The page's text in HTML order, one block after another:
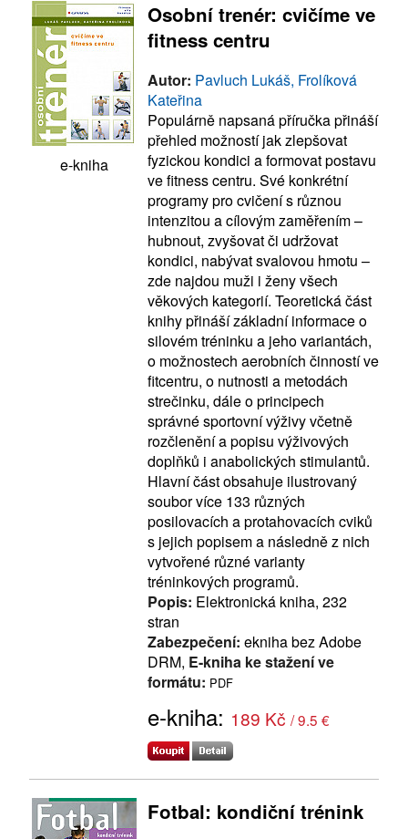
e-kniha
Osobní trenér: cvičíme ve
fitness centru
Autor: Pavluch Lukáš, Frolíková
Kateřina
Populárně napsaná příručka přináší
přehled možností jak zlepšovat
fyzickou kondici a formovat postavu
ve fitness centru. Své konkrétní
programy pro cvičení s různou
intenzitou a cílovým zaměřením –
hubnout, zvyšovat či udržovat
kondici, nabývat svalovou hmotu –
zde najdou muži i ženy všech
věkových kategorií. Teoretická část
knihy přináší základní informace o
silovém tréninku a jeho variantách,
o možnostech aerobních činností ve
fitcentru, o nutnosti a metodách
strečinku, dále o principech
správné sportovní výživy včetně
rozčlenění a popisu výživových
doplňků i anabolických stimulantů.
Hlavní část obsahuje ilustrovaný
soubor více 133 různých
posilovacích a protahovacích cviků
s jejich popisem a následně z nich
vytvořené různé varianty
tréninkových programů.
Popis: Elektronická kniha, 232
stran
Zabezpečení: ekniha bez Adobe
DRM, E-kniha ke stažení ve
formátu: PDF
e-kniha: 189 Kč / 9.5 €
Fotbal: kondiční trénink